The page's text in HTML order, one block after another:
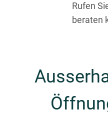
Rufen
beraten